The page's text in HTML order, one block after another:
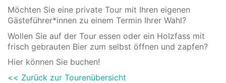
Möchten Sie eine private Tour mit Ihren eigenen
Gästeführer*innen zu einem Termin Ihrer Wahl?
Wollen Sie auf der Tour essen oder ein Holzfass mit
frisch gebrauten Bier zum selbst öffnen und zapfen?
Hier können Sie buchen!
<< Zurück zur Tourenübersicht